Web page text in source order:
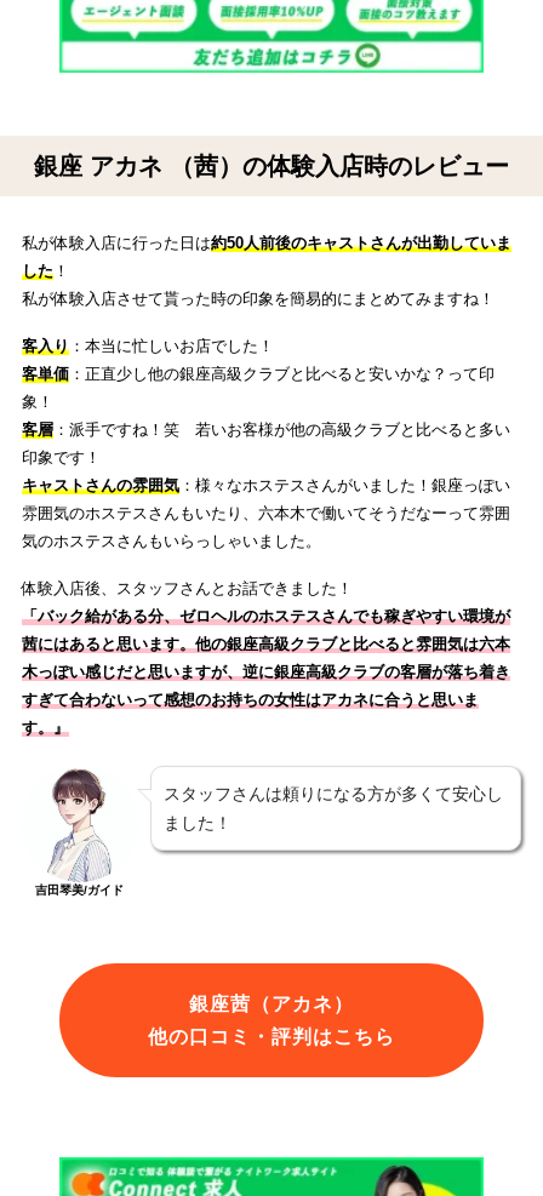
銀座 アカネ （茜）の体験入店時のレビュー
私が体験入店に行った日は約50人前後のキャストさんが出勤していま
した！
私が体験入店させて貰った時の印象を簡易的にまとめてみますね！
客入り：本当に忙しいお店でした！
客単価：正直少し他の銀座高級クラブと比べると安いかな？って印
象！
客層：派手ですね！笑 若いお客様が他の高級クラブと比べると多い
印象です！
キャストさんの雰囲気：様々なホステスさんがいました！銀座っぽい
雰囲気のホステスさんもいたり、六本木で働いてそうだなーって雰囲
気のホステスさんもいらっしゃいました。
体験入店後、スタッフさんとお話できました！
「バック給がある分、ゼロヘルのホステスさんでも稼ぎやすい環境が
茜にはあると思います。他の銀座高級クラブと比べると雰囲気は六本
木っぽい感じだと思いますが、逆に銀座高級クラブの客層が落ち着き
すぎて合わないって感想のお持ちの女性はアカネに合うと思いま
す。』
吉田琴美/ガイド
スタッフさんは頼りになる方が多くて安心し
ました！
銀座茜（アカネ）
他の口コミ・評判はこちら